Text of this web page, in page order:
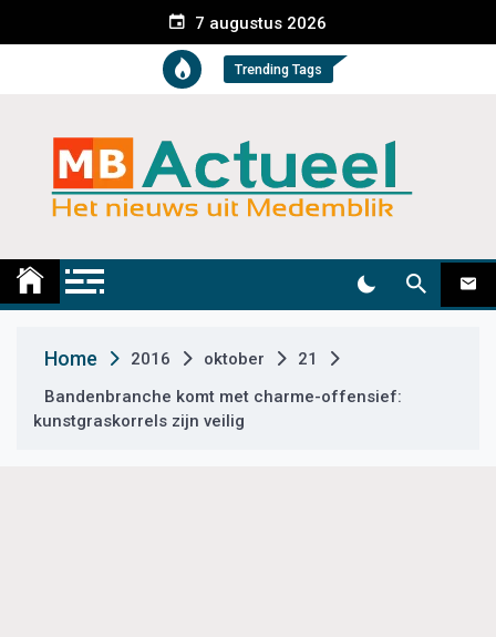
e
t
7 augustus 2026
Trending Tags
Medemblik Actueel
Home 2016 oktober
21
Bandenbranche komt met charme-offensief:
kunstgraskorrels zijn veilig